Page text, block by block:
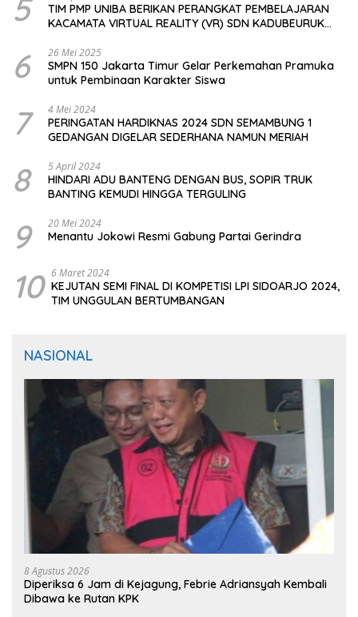
5
TIM PMP UNIBA BERIKAN PERANGKAT PEMBELAJARAN
KACAMATA VIRTUAL REALITY (VR) SDN KADUBEURUK
6 26 Mei 2025
SMPN 150 Jakarta Timur Gelar Perkemahan Pramuka
untuk Pembinaan Karakter Siswa
7 4 Mei 2024
PERINGATAN HARDIKNAS 2024 SDN SEMAMBUNG 1
GEDANGAN DIGELAR SEDERHANA NAMUN MERIAH
8 5 April 2024
HINDARI ADU BANTENG DENGAN BUS, SOPIR TRUK
BANTING KEMUDI HINGGA TERGULING
9 20 Mei 2024
Menantu Jokowi Resmi Gabung Partai Gerindra
10 6 Maret 2024
KEJUTAN SEMI FINAL DI KOMPETISI LPI SIDOARJO 2024,
TIM UNGGULAN BERTUMBANGAN
NASIONAL
8 Agustus 2026
Diperiksa 6 Jam di Kejagung, Febrie Adriansyah Kembali
Dibawa ke Rutan KPK